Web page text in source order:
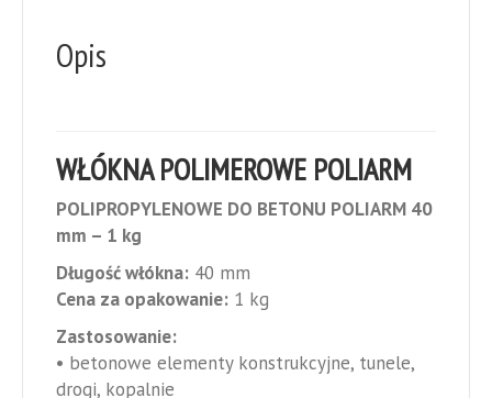
Opis
WŁÓKNA POLIMEROWE POLIARM
POLIPROPYLENOWE DO BETONU POLIARM 40
mm – 1 kg
Długość włókna: 40 mm
Cena za opakowanie: 1 kg
Zastosowanie:
• betonowe elementy konstrukcyjne, tunele,
drogi, kopalnie